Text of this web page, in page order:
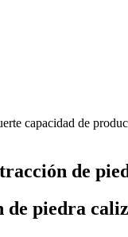
capacidad de
de
de piedra